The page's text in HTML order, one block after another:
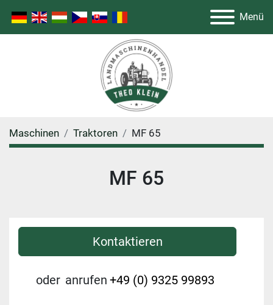
Menü
Maschinen Traktoren MF 65
MF 65
Kontaktieren
oder anrufen +49 (0) 9325 99893